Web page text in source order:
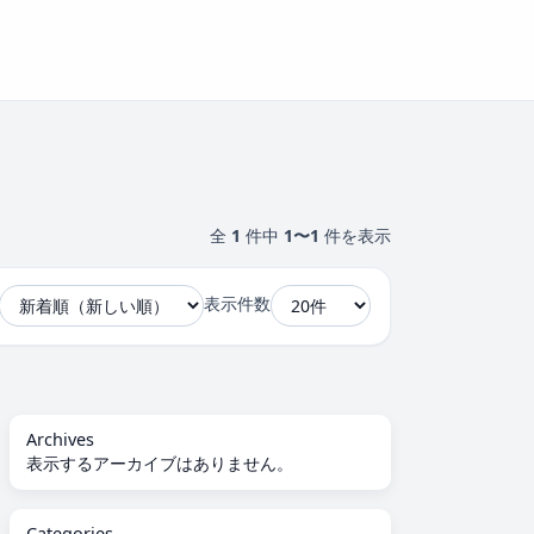
全 1 件中 1〜1 件を表示
表示件数
Archives
表示するアーカイブはありません。